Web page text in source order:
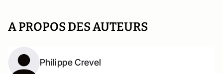
A PROPOS DES AUTEURS
Philippe Crevel